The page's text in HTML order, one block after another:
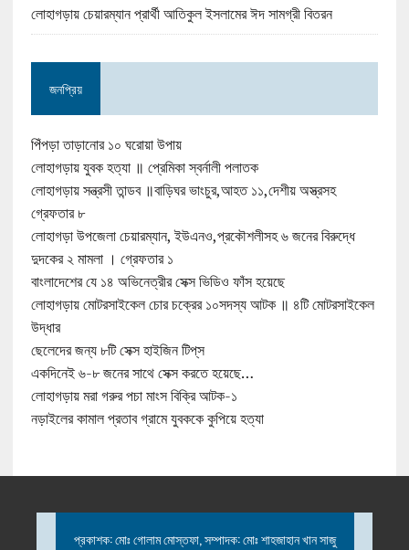
লোহাগড়ায় চেয়ারম্যান প্রার্থী আতিকুল ইসলামের ঈদ সামগ্রী বিতরন
জনপ্রিয়
পিঁপড়া তাড়ানোর ১০ ঘরোয়া উপায়
লোহাগড়ায় যুবক হত্যা ॥ প্রেমিকা স্বর্নালী পলাতক
লোহাগড়ায় সন্ত্রসী তান্ডব ॥বাড়িঘর ভাংচুর,আহত ১১,দেশীয় অস্ত্রসহ
গ্রেফতার ৮
লোহাগড়া উপজেলা চেয়ারম্যান, ইউএনও,প্রকৌশলীসহ ৬ জনের বিরুদ্ধে
দুদকের ২ মামলা । গ্রেফতার ১
বাংলাদেশের যে ১৪ অভিনেত্রীর সেক্স ভিডিও ফাঁস হয়েছে
লোহাগড়ায় মোটরসাইকেল চোর চক্রের ১০সদস্য আটক ॥ ৪টি মোটরসাইকেল
উদ্ধার
ছেলেদের জন্য ৮টি সেক্স হাইজিন টিপ্‌স
একদিনেই ৬-৮ জনের সাথে সেক্স করতে হয়েছে…
লোহাগড়ায় মরা গরুর পচা মাংস বিক্রি আটক-১
নড়াইলের কামাল প্রতাব গ্রামে যুবককে কুপিয়ে হত্যা
প্রকাশক: মোঃ গোলাম মোস্তফা, সম্পাদক: মোঃ শাহজাহান খান সাজু